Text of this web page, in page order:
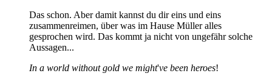
Das schon. Aber damit kannst du dir eins und eins
zusammenreimen, über was im Hause Müller alles
gesprochen wird. Das kommt ja nicht von ungefähr solche
Aussagen...
In a world without gold we might've been heroes!